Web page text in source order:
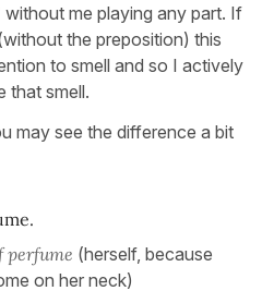
me playing any part. If
the preposition) this
to smell and so I actively
that smell.
may see the difference a bit
perfume (herself, because
on her neck)